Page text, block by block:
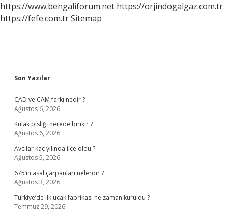
https://www.bengaliforum.net https://orjindogalgaz.com.tr
https://fefe.com.trSitemap
Sidebar
Son Yazılar
CAD ve CAM farkı nedir ?
Ağustos 6, 2026
Kulak pisliği nerede birikir ?
Ağustos 6, 2026
Avcılar kaç yılında ilçe oldu ?
Ağustos 5, 2026
675’in asal çarpanları nelerdir ?
Ağustos 3, 2026
Türkiye’de ilk uçak fabrikası ne zaman kuruldu ?
Temmuz 29, 2026